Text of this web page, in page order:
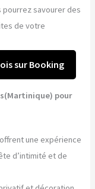
pourrez savourer des
de votre
sur Booking
pour
une expérience
d’intimité et de